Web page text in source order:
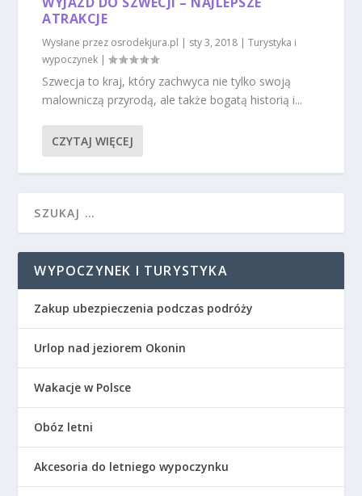
ATRAKCJE
Wysłane przez osrodekjura.pl | sty 3, 2018 |Turystyka i
wypoczynek |
Szwecja to kraj, który zachwyca nie tylko swoją
malowniczą przyrodą, ale także bogatą historią i...
CZYTAJ WIĘCEJ
WYPOCZYNEK I TURYSTYKA
Zakup ubezpieczenia podczas podróży
Urlop nad jeziorem Okonin
Wakacje w Polsce
Obóz letni
Akcesoria do letniego wypoczynku